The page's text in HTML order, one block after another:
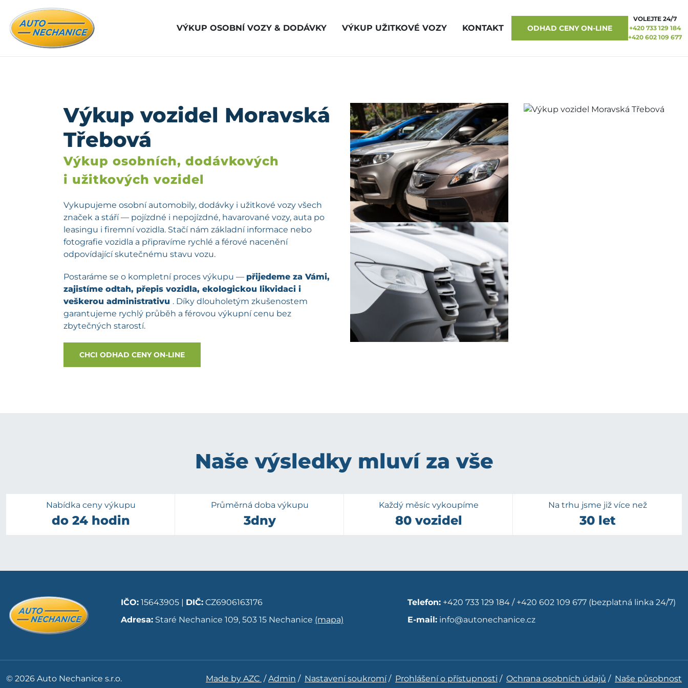
VÝKUP OSOBNÍ VOZY & DODÁVKY VÝKUP UŽITKOVÉ VOZY KONTAKT ODHAD CENY ON-LINE
VOLEJTE 24/7
+420 733 129 184
+420 602 109 677
Výkup vozidel Moravská
Třebová
Výkup osobních, dodávkových
i užitkových vozidel
Vykupujeme osobní automobily, dodávky i užitkové vozy všech
značek a stáří — pojízdné i nepojízdné, havarované vozy, auta po
leasingu i firemní vozidla. Stačí nám základní informace nebo
fotografie vozidla a připravíme rychlé a férové nacenění
odpovídající skutečnému stavu vozu.
Postaráme se o kompletní proces výkupu — přijedeme za Vámi,
zajistíme odtah, přepis vozidla, ekologickou likvidaci i
veškerou administrativu . Díky dlouholetým zkušenostem
garantujeme rychlý průběh a férovou výkupní cenu bez
zbytečných starostí.
CHCI ODHAD CENY ON-LINE
Naše výsledky mluví za vše
Nabídka ceny výkupu
do 24 hodin
Průměrná doba výkupu
3dny
Každý měsíc vykoupíme
80 vozidel
Na trhu jsme již více než
30 let
IČO: 15643905 | DIČ: CZ6906163176
Adresa: Staré Nechanice 109, 503 15 Nechanice (mapa)
Telefon: +420 733 129 184 / +420 602 109 677 (bezplatná linka 24/7)
E-mail: info@autonechanice.cz
© 2026 Auto Nechanice s.r.o. Made by AZC /Admin / Nastavení soukromí/ Prohlášení o přístupnosti / Ochrana osobních údajů / Naše působnost